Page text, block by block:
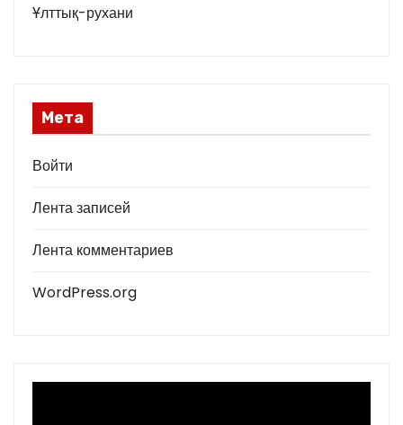
Ұлттық-рухани
Мета
Войти
Лента записей
Лента комментариев
WordPress.org